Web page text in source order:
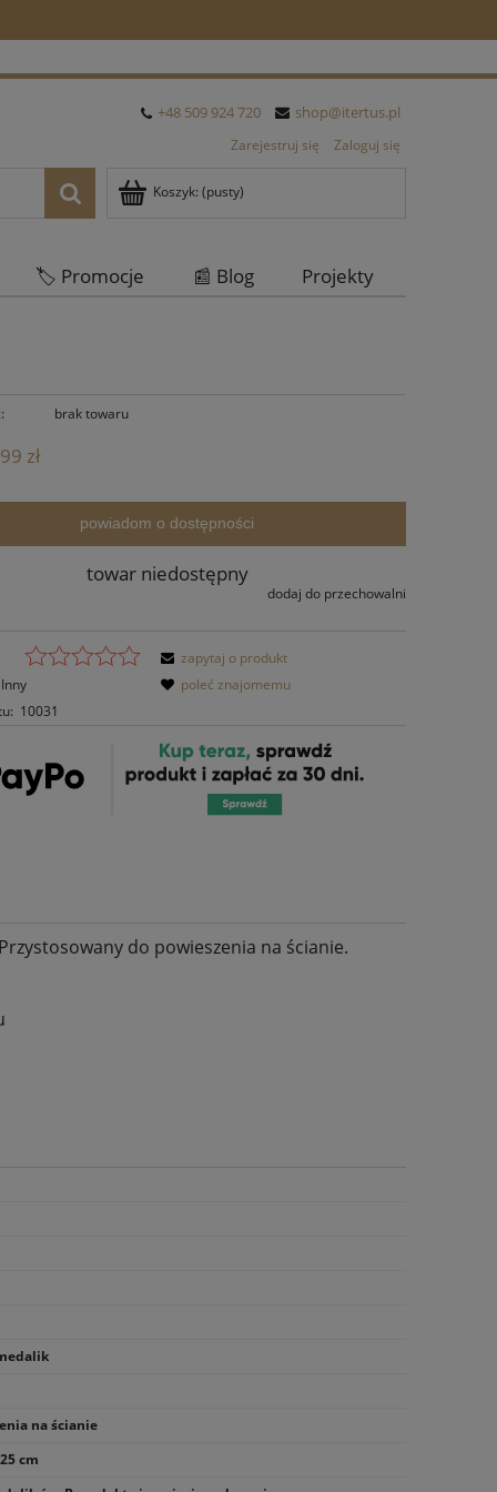
+48 509 924 720 shop@itertus.pl
Zarejestruj się Zaloguj się
Koszyk: (pusty)
🏷️ Promocje 📰 Blog
Projekty
brak towaru
zł
powiadom o dostępności
towar niedostępny
dodaj do przechowalni
Inny
10031
zapytaj o produkt
poleć znajomemu
do powieszenia na ścianie.
na ścianie
cm